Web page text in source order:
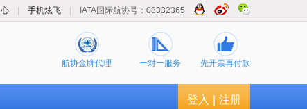
手机炫飞 IATA国际航协号：08332365
航协金牌代理 一对一服务 先开票再付款
登入 注册